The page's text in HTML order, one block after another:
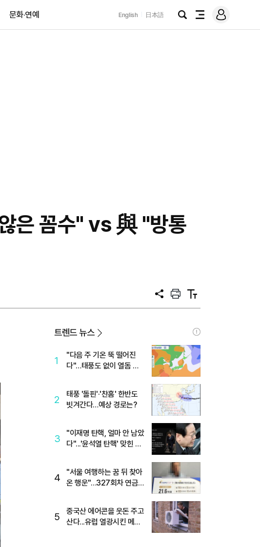
문화·연예 English 日本語
검
전
메
그
은 꼼수" vs 與 "방통
공
프
트
텍
트
트렌드 뉴스
1
"다음 주 기온 뚝 떨어진
다"…태풍도 없이 열돔 박
2
태풍 '돌핀'·'찬홈' 한반도
빗겨간다…예상 경로는?
3
"이재명 탄핵, 얼마 안 남았
다"...'윤석열 탄핵' 맞힌 무
4
"서울 여행하는 꿈 뒤 찾아
온 행운"…327회차 연금
5
중국산 에어콘을 웃돈 주고
산다...유럽 열광시킨 메이